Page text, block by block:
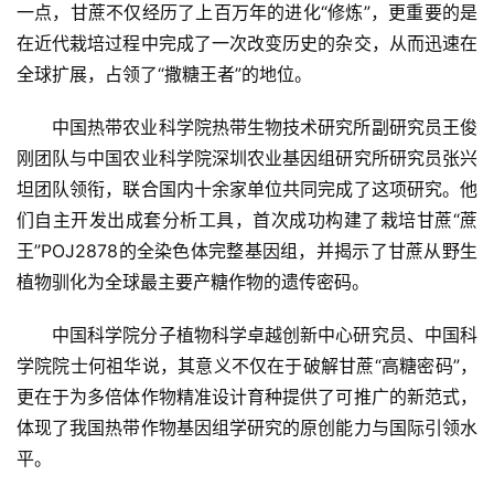
一点，甘蔗不仅经历了上百万年的进化“修炼”，更重要的是
在近代栽培过程中完成了一次改变历史的杂交，从而迅速在
全球扩展，占领了“撒糖王者”的地位。
中国热带农业科学院热带生物技术研究所副研究员王俊
刚团队与中国农业科学院深圳农业基因组研究所研究员张兴
坦团队领衔，联合国内十余家单位共同完成了这项研究。他
们自主开发出成套分析工具，首次成功构建了栽培甘蔗“蔗
王”POJ2878的全染色体完整基因组，并揭示了甘蔗从野生
植物驯化为全球最主要产糖作物的遗传密码。
中国科学院分子植物科学卓越创新中心研究员、中国科
学院院士何祖华说，其意义不仅在于破解甘蔗“高糖密码”，
更在于为多倍体作物精准设计育种提供了可推广的新范式，
体现了我国热带作物基因组学研究的原创能力与国际引领水
平。